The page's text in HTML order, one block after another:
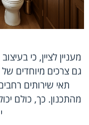
מעניין לציין, כי
גם צרכים מיוחדים
תאי שירותים
מהתכנון. כך, כולם